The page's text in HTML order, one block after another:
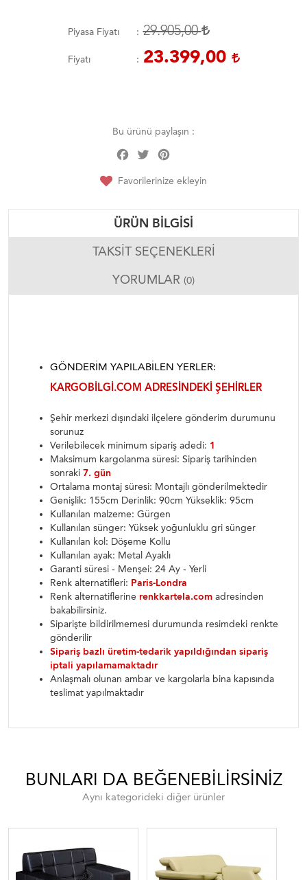
Piyasa Fiyatı 29.905,00
Fiyatı 23.399,00
Bu ürünü paylaşın :
Facebook
Twitter
Favorilerinize ekleyin
ÜRÜN BILGISI
TAKSIT SEÇENEKLERI
YORUMLAR (0)
GÖNDERIM YAPILABILEN YERLER:
KARGOBILGI.COM ADRESINDEKI ŞEHIRLER
Şehir merkezi dışındaki ilçelere gönderim durumunu
sorunuz
Verilebilecek minimum sipariş adedi: 1
Maksimum kargolanma süresi: Sipariş tarihinden
sonraki 7. gün
Ortalama montaj süresi: Montajlı gönderilmektedir
Genişlik: 155cm Derinlik: 90cm Yükseklik: 95cm
Kullanılan malzeme: Gürgen
Kullanılan sünger: Yüksek yoğunluklu gri sünger
Kullanılan kol: Döşeme Kollu
Kullanılan ayak: Metal Ayaklı
Garanti süresi - Menşei: 24 Ay - Yerli
Renk alternatifleri: Paris-Londra
Renk alternatiflerine renkkartela.com adresinden
bakabilirsiniz.
Siparişte bildirilmemesi durumunda resimdeki renkte
gönderilir
Sipariş bazlı üretim-tedarik yapıldığından sipariş
iptali yapılamamaktadır
Anlaşmalı olunan ambar ve kargolarla bina kapısında
teslimat yapılmaktadır
BUNLARI DA BEĞENEBILIRSINIZ
Aynı kategorideki diğer ürünler